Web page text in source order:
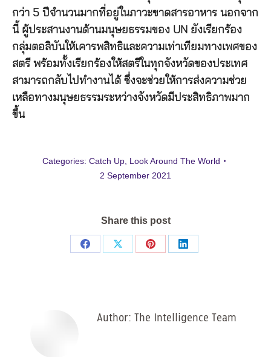
กว่า 5 ปีจำนวนมากที่อยู่ในภาวะขาดสารอาหาร นอกจาก
นี้ ผู้ประสานงานด้านมนุษยธรรมของ UN ยังเรียกร้อง
กลุ่มตอลิบันให้เคารพสิทธิและความเท่าเทียมทางเพศของ
สตรี พร้อมทั้งเรียกร้องให้สตรีในทุกจังหวัดของประเทศ
สามารถกลับไปทำงานได้ ซึ่งจะช่วยให้การส่งความช่วย
เหลือทางมนุษยธรรมระหว่างจังหวัดมีประสิทธิภาพมาก
ขึ้น
Categories: Catch Up, Look Around The World
2 September 2021
Share this post
Share
Share
Share
Share
Author: The Intelligence Team